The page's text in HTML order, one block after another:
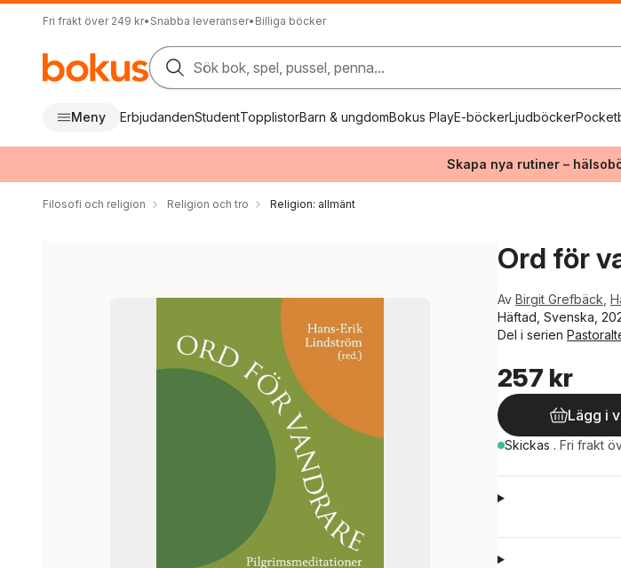
Fri frakt över 249 kr• Snabba leveranser• Billiga böcker
Sök bok, spel, pussel, penna...
Meny ErbjudandenStudentTopplistorBarn & ungdomBokus PlayE-böckerLjudböcker
Skapa nya rutiner –
Filosofi och religion Religion och tro Religion: allmänt
Ord för
Av Birgit Grefbäck
Häftad, Svenska,
Del i serien
257 kr
Lägg i
Skickas . Fri frakt